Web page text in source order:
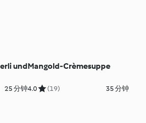
und
25 分钟
Mangold-Crèmesuppe
4.0 (19) 35 分钟